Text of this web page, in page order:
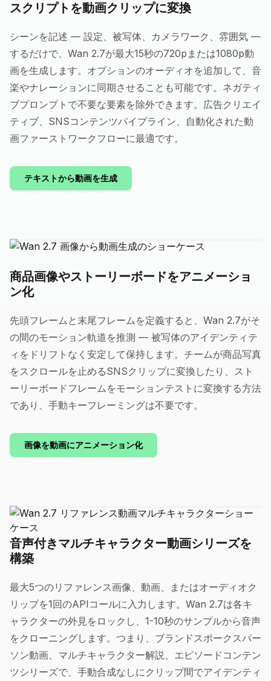
スクリプトを動画クリップに変換
シーンを記述 — 設定、被写体、カメラワーク、雰囲気 —
するだけで、Wan 2.7が最大15秒の720pまたは1080p動
画を生成します。オプションのオーディオを追加して、音
楽やナレーションに同期させることも可能です。ネガティ
ブプロンプトで不要な要素を除外できます。広告クリエイ
ティブ、SNSコンテンツパイプライン、自動化された動
画ファーストワークフローに最適です。
テキストから動画を生成
商品画像やストーリーボードをアニメーショ
ン化
先頭フレームと末尾フレームを定義すると、Wan 2.7がそ
の間のモーション軌道を推測 — 被写体のアイデンティテ
ィをドリフトなく安定して保持します。チームが商品写真
をスクロールを止めるSNSクリップに変換したり、スト
ーリーボードフレームをモーションテストに変換する方法
であり、手動キーフレーミングは不要です。
画像を動画にアニメーション化
音声付きマルチキャラクター動画シリーズを
構築
最大5つのリファレンス画像、動画、またはオーディオク
リップを1回のAPIコールに入力します。Wan 2.7は各キ
ャラクターの外見をロックし、1-10秒のサンプルから音声
をクローニングします。つまり、ブランドスポークスパー
ソン動画、マルチキャラクター解説、エピソードコンテン
ツシリーズで、手動合成なしにクリップ間でアイデンティ